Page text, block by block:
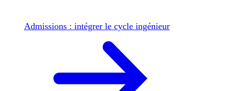
Admissions : intégrer le cycle ingénieur